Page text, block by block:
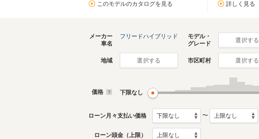
このモデルのカタログを見る 詳しく見る
メーカー
車名
フリードハイブリッド
モデル・
グレード
選択する
地域 選択する 市区町村 選択する
価格 下限なし
ローン月々支払い価格 〜
ローン頭金（上限）